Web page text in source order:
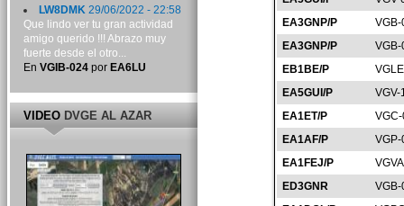
EA3GNP/P
EA3GNP/P
EB1BE/P
EA5GUI/P
VGV-
EA1ET/P
EA1AF/P
EA1FEJ/P
ED3GNR
LW8DMK29/06/2022 - 22:58
Que lindo ver tu gran actividad
amigo querido !!! Abrazo muy
fuerte desde el otro...
En VGIB-024por EA6LU
VIDEODVGE AL AZAR